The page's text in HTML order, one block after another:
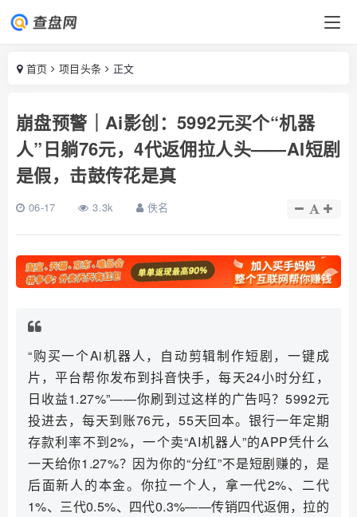
首页 项目头条 正文
崩盘预警｜Ai影创：5992元买个“机器
人”日躺76元，4代返佣拉人头——AI短剧
是假，击鼓传花是真
06-17 3.3k 佚名
“购买一个Ai机器人，自动剪辑制作短剧，一键成
片，平台帮你发布到抖音快手，每天24小时分红，
日收益1.27%”——你刷到过这样的广告吗？5992元
投进去，每天到账76元，55天回本。银行一年定期
存款利率不到2%，一个卖“AI机器人”的APP凭什么
一天给你1.27%？因为你的“分红”不是短剧赚的，是
后面新人的本金。你拉一个人，拿一代2%、二代
1%、三代0.5%、四代0.3%——传销四代返佣，拉的